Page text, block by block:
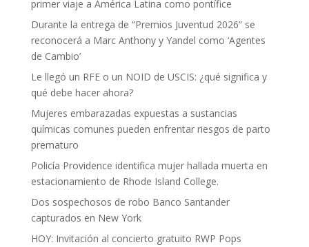
primer viaje a América Latina como pontífice
Durante la entrega de “Premios Juventud 2026” se
reconocerá a Marc Anthony y Yandel como ‘Agentes
de Cambio’
Le llegó un RFE o un NOID de USCIS: ¿qué significa y
qué debe hacer ahora?
Mujeres embarazadas expuestas a sustancias
químicas comunes pueden enfrentar riesgos de parto
prematuro
Policía Providence identifica mujer hallada muerta en
estacionamiento de Rhode Island College.
Dos sospechosos de robo Banco Santander
capturados en New York
HOY: Invitación al concierto gratuito RWP Pops